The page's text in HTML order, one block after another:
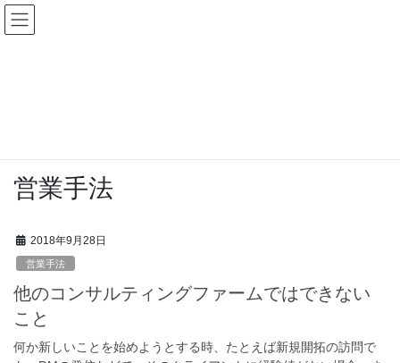
コ
ン
ッ
ナ
ビ
移
営業手法
2018年9月28日
営業手法
他のコンサルティングファームではできない
こと
何か新しいことを始めようとする時、たとえば新規開拓の訪問で